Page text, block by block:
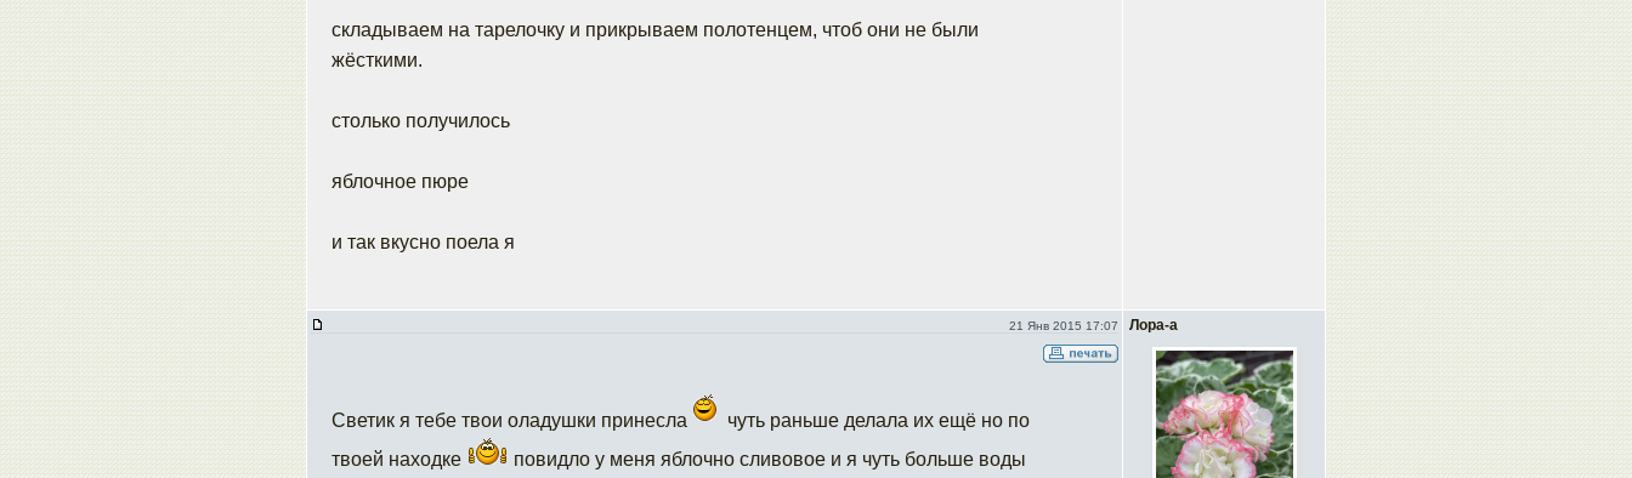
складываем на тарелочку и прикрываем полотенцем, чтоб они не были
жёсткими.
столько получилось
яблочное пюре
и так вкусно поела я
21 Янв 2015 17:07 Лора-а
Светик я тебе твои оладушки принесла
чуть раньше делала их ещё но по
твоей находке
повидло у меня яблочно сливовое и я чуть больше воды